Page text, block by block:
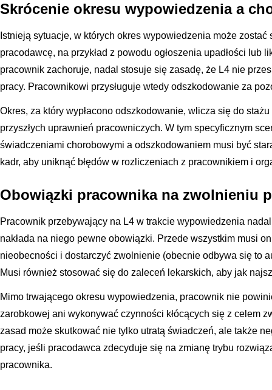
Skrócenie okresu wypowiedzenia a
Istnieją sytuacje, w których okres wypowiedzenia może
pracodawcę, na przykład z powodu ogłoszenia upadłości lub
pracownik zachoruje, nadal stosuje się zasadę, że L4 nie
pracy. Pracownikowi przysługuje wtedy odszkodowanie za
Okres, za który wypłacono odszkodowanie, wlicza się do
przyszłych uprawnień pracowniczych. W tym specyficznym
świadczeniami chorobowymi a odszkodowaniem musi być
kadr, aby uniknąć błędów w rozliczeniach z pracownikiem i
Obowiązki pracownika na zwolnieniu
Pracownik przebywający na L4 w trakcie wypowiedzenia
nakłada na niego pewne obowiązki. Przede wszystkim musi
nieobecności i dostarczyć zwolnienie (obecnie odbywa się to
Musi również stosować się do zaleceń lekarskich, aby jak
Mimo trwającego okresu wypowiedzenia, pracownik nie
zarobkowej ani wykonywać czynności kłócących się z celem
zasad może skutkować nie tylko utratą świadczeń, ale także
pracy, jeśli pracodawca zdecyduje się na zmianę trybu
pracownika.